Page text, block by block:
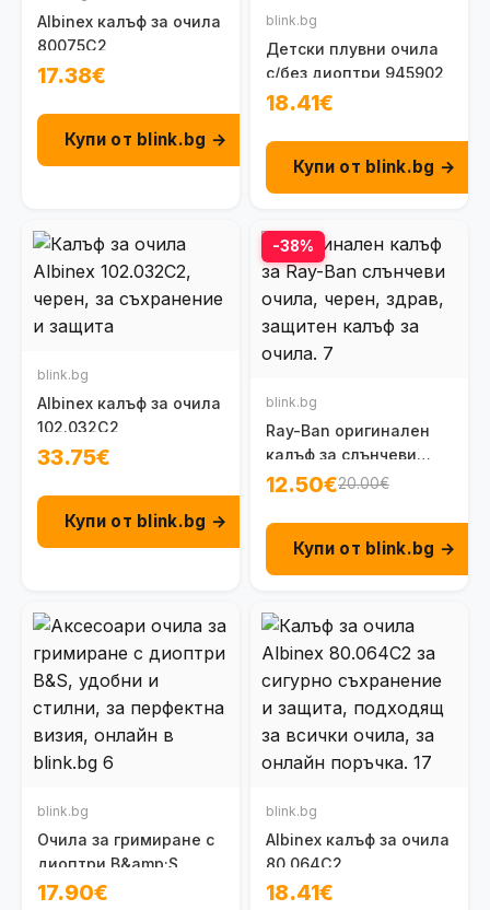
Albinex калъф за очила
80075C2
17.38€
Купи от blink.bg →
blink.bg
Детски плувни очила
с/без диоптри 945902
18.41€
Купи от blink.bg →
blink.bg
Albinex калъф за очила
102.032C2
33.75€
Купи от blink.bg →
-38%
blink.bg
Ray-Ban оригинален
калъф за слънчеви
очила
12.50€20.00€
Купи от blink.bg →
blink.bg
Очила за гримиране с
диоптри B&amp;S
17.90€
blink.bg
Albinex калъф за очила
80.064C2
18.41€